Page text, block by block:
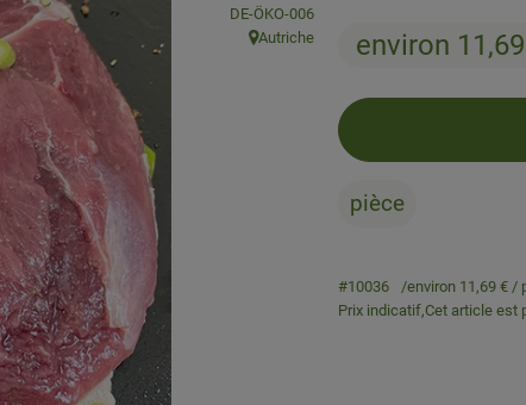
environ
, Autorité de contrôle:
DE-ÖKO-006
, Origine:
Autriche
pièce
#10036 environ 11,69 € /
Prix indicatif,Cet article est